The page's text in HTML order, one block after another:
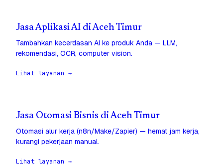
Jasa Aplikasi AI di Aceh Timur
Tambahkan kecerdasan AI ke produk Anda — LLM,
rekomendasi, OCR, computer vision.
Lihat layanan →
Jasa Otomasi Bisnis di Aceh Timur
Otomasi alur kerja (n8n/Make/Zapier) — hemat jam kerja,
kurangi pekerjaan manual.
Lihat layanan →